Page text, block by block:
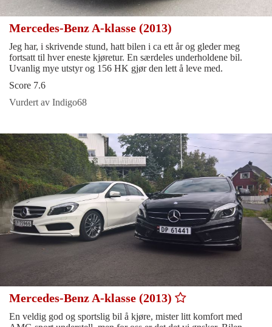
Mercedes-Benz A-klasse (2013)
Jeg har, i skrivende stund, hatt bilen i ca ett år og gleder meg
fortsatt til hver eneste kjøretur. En særdeles underholdene bil.
Uvanlig mye utstyr og 156 HK gjør den lett å leve med.
Score 7.6
Vurdert av Indigo68
Mercedes-Benz A-klasse (2013)
En veldig god og sportslig bil å kjøre, mister litt komfort med